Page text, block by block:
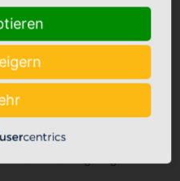
Ambulante Pflege
+Caritas Altenhilfe Emsland
+Caritas Sozialstation Lingen